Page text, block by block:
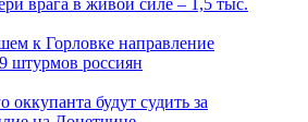
к Горловке направление
штурмов россиян
оккупанта будут судить за